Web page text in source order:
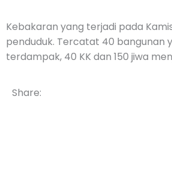
Kebakaran yang terjadi pada
penduduk. Tercatat 40 bangunan
terdampak, 40 KK dan 150 jiwa
Share: